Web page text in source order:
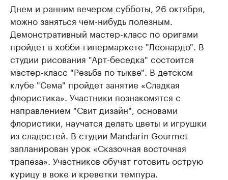
Днем и ранним вечером субботы, 26 октября,
можно заняться чем-нибудь полезным.
Демонстративный мастер-класс по оригами
пройдет в хобби-гипермаркете "Леонардо". В
студии рисования "Арт-беседка" состоится
мастер-класс "Резьба по тыкве". В детском
клубе "Сема" пройдет занятие «Сладкая
флористика». Участники познакомятся с
направлением "Свит дизайн", основами
флористики, научатся делать цветы и игрушки
из сладостей. В студии Mandarin Gourmet
запланирован урок «Сказочная восточная
трапеза». Участников обучат готовить острую
курицу в воке и креветки темпура.